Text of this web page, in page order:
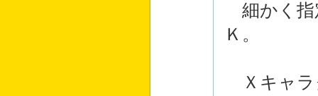
細かく指
Ｋ。
Ｘキャラ